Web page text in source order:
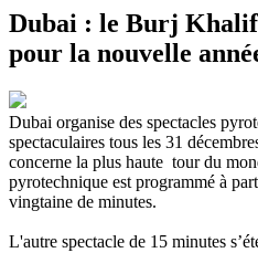
Dubai : le Burj
pour la nouvelle
Dubai organise des spectacles
spectaculaires tous les 31
concerne la plus haute tour du
pyrotechnique est programmé à
vingtaine de minutes.
L'autre spectacle de 15 minutes